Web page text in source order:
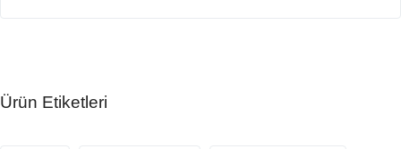
Ürün Etiketleri